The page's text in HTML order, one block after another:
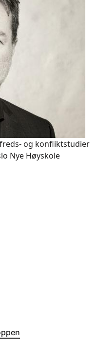
og konfliktstudier
Nye Høyskole